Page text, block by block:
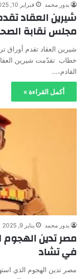
بدور محمد فبراير 10, 2025
شيرين العقاد
مجلس نقابة
شيرين العقاد تقدم أوراق
خطاب تقدّمت شيرين
القادم،…
أكمل القراءة »
بدور محمد يناير 9, 2025
مصر تدين
في تشاد
مصر تدين الهجوم الذي